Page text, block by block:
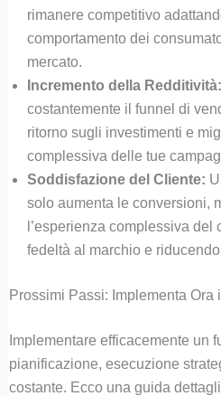
rimanere competitivo
comportamento dei
mercato.
Incremento della Redditività:
costantemente il funnel di
ritorno sugli investimenti e
complessiva delle tue
Soddisfazione del Cliente:
solo aumenta le conversioni,
l’esperienza complessiva
fedeltà al marchio e
Prossimi Passi: Implementa Ora
Implementare efficacemente un
pianificazione, esecuzione
costante. Ecco una guida